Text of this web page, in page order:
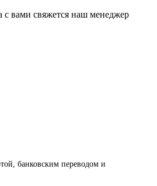
с вами свяжется наш менеджер
банковским переводом и